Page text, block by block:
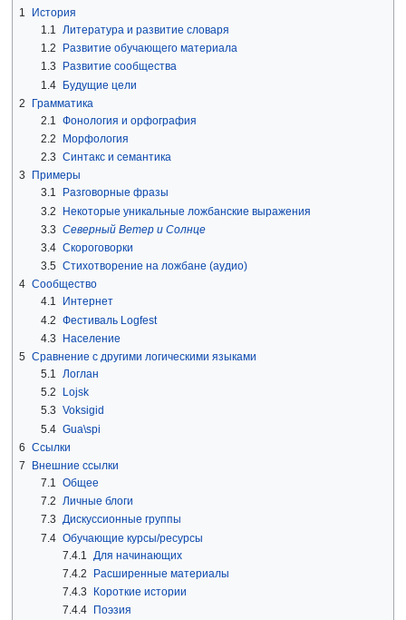
1
История
1.1 Литература и развитие словаря
1.2
Развитие обучающего материала
1.3
Развитие сообщества
1.4 Будущие цели
2
Грамматика
2.1
Фонология и орфография
2.2
Морфология
2.3 Синтакс и семантика
3
Примеры
3.1
Разговорные фразы
3.2
Некоторые уникальные ложбанские выражения
3.3 Северный Ветер и Солнце
3.4 Скороговорки
3.5 Стихотворение на ложбане (аудио)
4 Сообщество
4.1
Интернет
4.2 Фестиваль Logfest
4.3
Население
5 Сравнение с другими логическими языками
5.1 Логлан
5.2
Lojsk
5.3 Voksigid
5.4 Gua\spi
6 Ссылки
7
Внешние ссылки
7.1 Общее
7.2 Личные блоги
7.3 Дискуссионные группы
7.4 Обучающие курсы/ресурсы
7.4.1
Для начинающих
7.4.2
Расширенные материалы
7.4.3
Короткие истории
7.4.4
Поэзия